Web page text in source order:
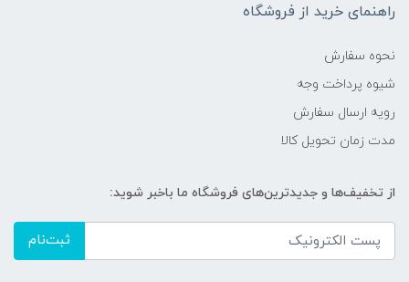
راهنمای خرید از فروشگاه
نحوه سفارش
شیوه پرداخت وجه
رویه ارسال سفارش
مدت زمان تحویل کالا
از تخفیف‌ها و جدیدترین‌های فروشگاه ما باخبر شوید:
ثبت‌نام